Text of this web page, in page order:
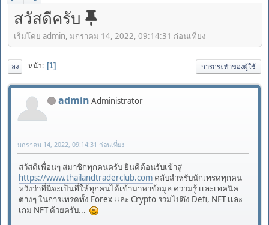
สวัสดีครับ
เริ่มโดย admin, มกราคม 14, 2022, 09:14:31 ก่อนเที่ยง
ลง หน้า 1 การกระทำของผู้ใช้
admin Administrator
มกราคม 14, 2022, 09:14:31 ก่อนเที่ยง
สวัสดีเพื่อนๆ สมาชิกทุกคนครับ ยินดีต้อนรับเข้าสู่
https://www.thailandtraderclub.com คลับสำหรับนักเทรดทุกคน
หวังว่าที่นี่จะเป็นที่ให้ทุกคนได้เข้ามาหาข้อมูล ความรู้ เเละเทคนิค
ต่างๆ ในการเทรดทั้ง Forex เเละ Crypto รวมไปถึง Defi, NFT เเละ
เกม NFT ด้วยครับ...